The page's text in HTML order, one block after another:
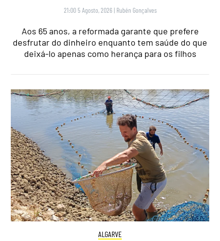
21:00 5 Agosto, 2026 | Rubén Gonçalves
Aos 65 anos, a reformada garante que prefere
desfrutar do dinheiro enquanto tem saúde do que
deixá-lo apenas como herança para os filhos
ALGARVE